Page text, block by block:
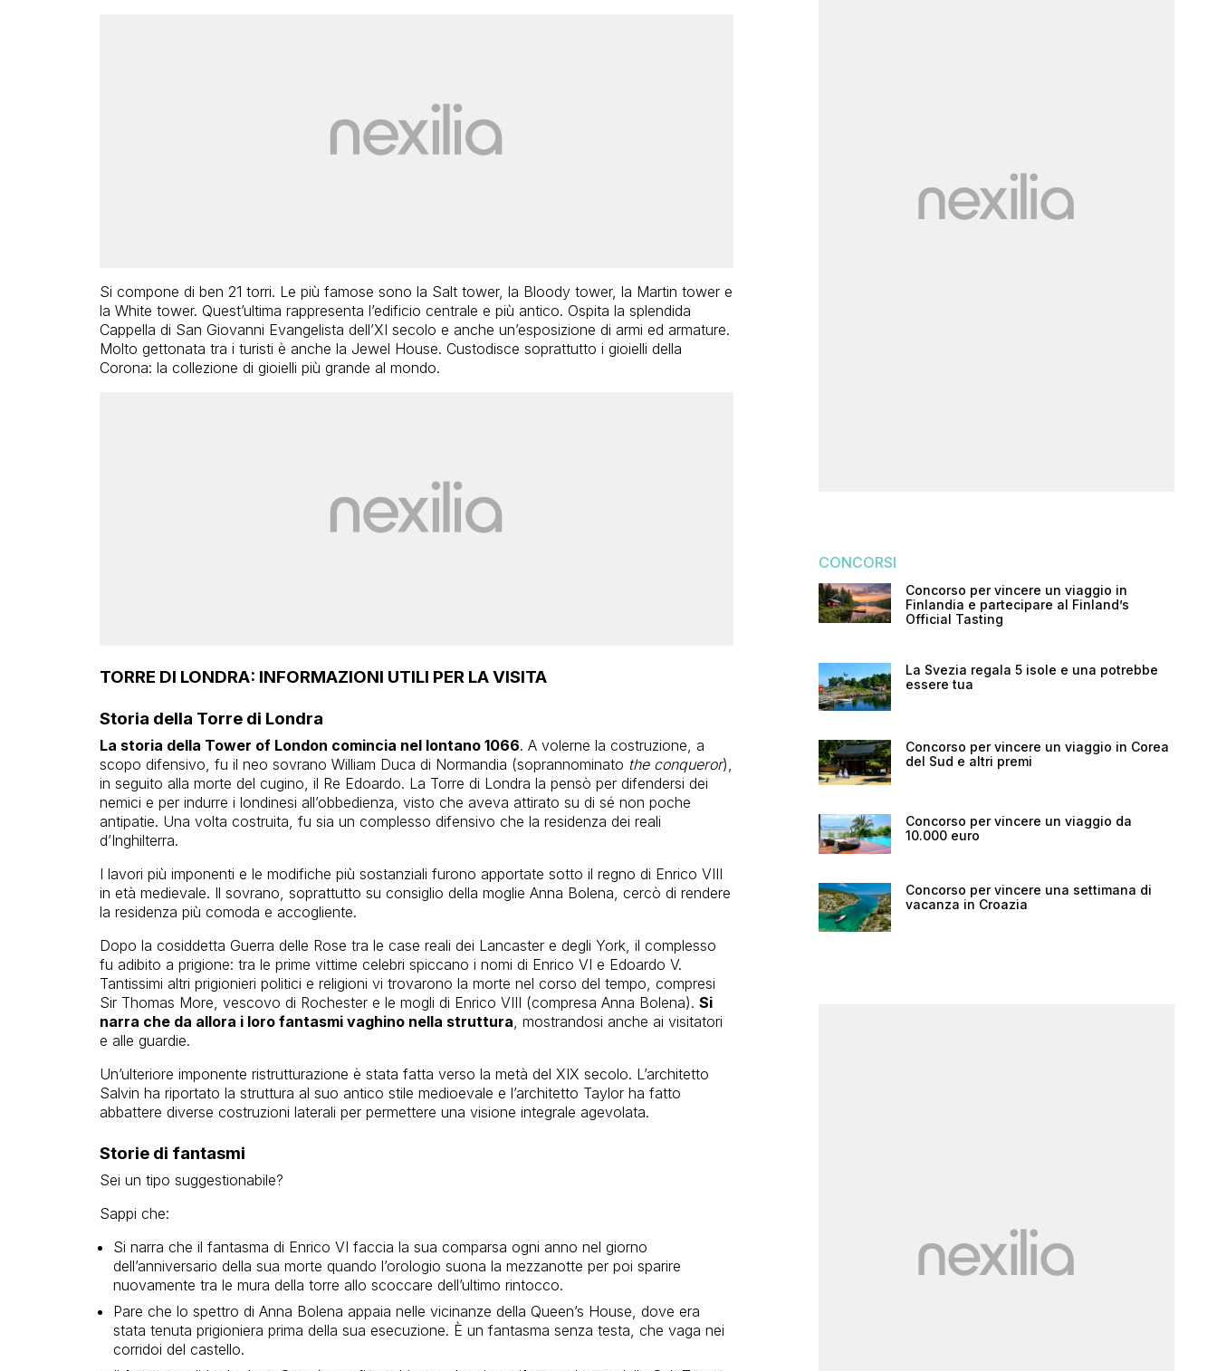
Si compone di ben 21 torri. Le più famose sono la Salt tower, la Bloody tower, la Martin tower e
la White tower. Quest’ultima rappresenta l’edificio centrale e più antico. Ospita la splendida
Cappella di San Giovanni Evangelista dell’XI secolo e anche un’esposizione di armi ed armature.
Molto gettonata tra i turisti è anche la Jewel House. Custodisce soprattutto i gioielli della
Corona: la collezione di gioielli più grande al mondo.
TORRE DI LONDRA: INFORMAZIONI UTILI PER LA VISITA
Storia della Torre di Londra
La storia della Tower of London comincia nel lontano 1066. A volerne la costruzione, a
scopo difensivo, fu il neo sovrano William Duca di Normandia (soprannominato the conqueror),
in seguito alla morte del cugino, il Re Edoardo. La Torre di Londra la pensò per difendersi dei
nemici e per indurre i londinesi all’obbedienza, visto che aveva attirato su di sé non poche
antipatie. Una volta costruita, fu sia un complesso difensivo che la residenza dei reali
d’Inghilterra.
I lavori più imponenti e le modifiche più sostanziali furono apportate sotto il regno di Enrico VIII
in età medievale. Il sovrano, soprattutto su consiglio della moglie Anna Bolena, cercò di rendere
la residenza più comoda e accogliente.
Dopo la cosiddetta Guerra delle Rose tra le case reali dei Lancaster e degli York, il complesso
fu adibito a prigione: tra le prime vittime celebri spiccano i nomi di Enrico VI e Edoardo V.
Tantissimi altri prigionieri politici e religioni vi trovarono la morte nel corso del tempo, compresi
Sir Thomas More, vescovo di Rochester e le mogli di Enrico VIII (compresa Anna Bolena). Si
narra che da allora i loro fantasmi vaghino nella struttura , mostrandosi anche ai visitatori
e alle guardie.
Un’ulteriore imponente ristrutturazione è stata fatta verso la metà del XIX secolo. L’architetto
Salvin ha riportato la struttura al suo antico stile medioevale e l’architetto Taylor ha fatto
abbattere diverse costruzioni laterali per permettere una visione integrale agevolata.
Storie di fantasmi
Sei un tipo suggestionabile?
Sappi che:
Si narra che il fantasma di Enrico VI faccia la sua comparsa ogni anno nel giorno
dell’anniversario della sua morte quando l’orologio suona la mezzanotte per poi sparire
nuovamente tra le mura della torre allo scoccare dell’ultimo rintocco.
Pare che lo spettro di Anna Bolena appaia nelle vicinanze della Queen’s House, dove era
stata tenuta prigioniera prima della sua esecuzione. È un fantasma senza testa, che vaga nei
corridoi del castello.
CONCORSI
Concorso per vincere un viaggio in
Finlandia e partecipare al Finland’s
Official Tasting
La Svezia regala 5 isole e una potrebbe
essere tua
Concorso per vincere un viaggio in Corea
del Sud e altri premi
Concorso per vincere un viaggio da
10.000 euro
Concorso per vincere una settimana di
vacanza in Croazia